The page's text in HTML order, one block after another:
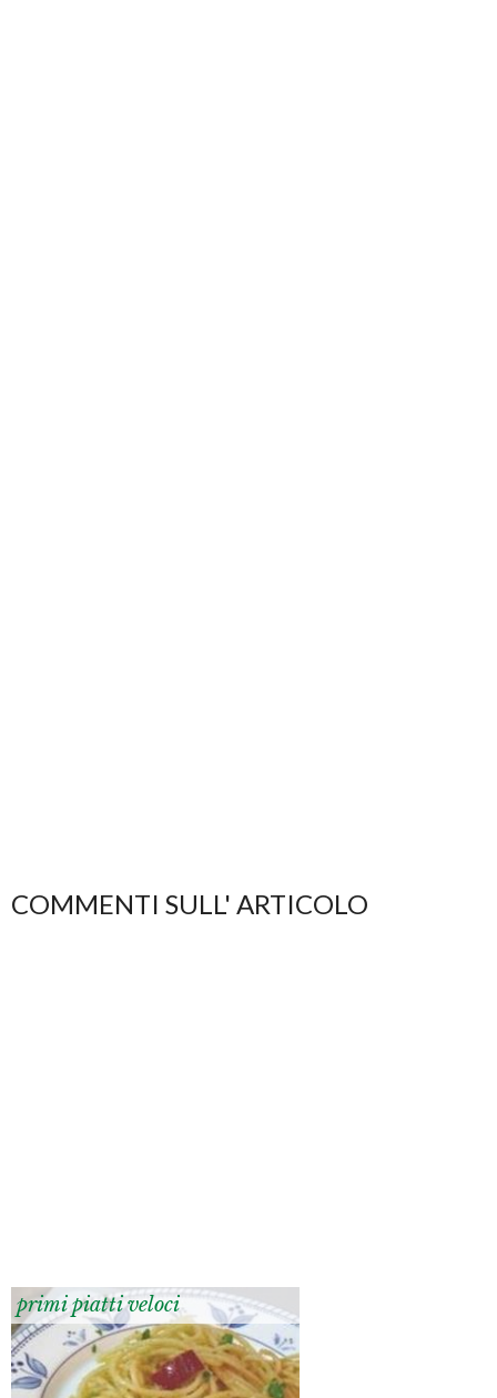
COMMENTI SULL' ARTICOLO
primi piatti veloci